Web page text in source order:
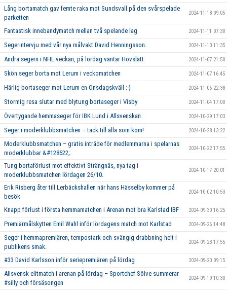
Lång bortamatch gav femte raka mot Sundsvall på den svårspelade
parketten
2024-11-18 09:05
Fantastisk innebandymatch mellan två spelande lag 2024-11-11 07:30
Segerintervju med vår nya målvakt David Henningsson. 2024-11-10 11:35
Andra segern i NHL veckan, på lördag väntar Hovslätt 2024-11-07 21:50
Skön seger borta mot Lerum i veckomatchen 2024-11-07 16:45
Härlig bortaseger mot Lerum en Onsdagskväll :-) 2024-11-06 22:38
Stormig resa slutar med blytung bortaseger i Visby 2024-11-04 17:00
Övertygande hemmaseger för IBK Lund i Allsvenskan 2024-10-29 17:03
Seger i moderklubbsmatchen – tack till alla som kom! 2024-10-28 13:22
Moderklubbsmatchen – gratis inträde för medlemmarna i spelarnas
moderklubbar &#128522;.
2024-10-22 17:55
Tung bortaförlust mot effektivt Strängnäs, nya tag i
moderklubbsmatchen lördagen 26/10.
2024-10-17 20:01
Erik Risberg åter till Lerbäckshallen när hans Hässelby kommer på
besök
2024-10-02 10:53
Knapp förlust i första hemmamatchen i Arenan mot bra Karlstad IBF 2024-09-30 16:25
Premiärmålskytten Emil Wahl inför lördagens match mot Karlstad 2024-09-26 14:48
Seger i hemmapremiären, tempostark och svängig drabbning helt i
publikens smak.
2024-09-23 17:55
#33 David Karlsson inför seriepremiären på lördag 2024-09-20 09:15
Allsvensk elitmatch i arenan på lördag – Sportchef Sölve summerar
#silly och försäsongen
2024-09-19 10:30